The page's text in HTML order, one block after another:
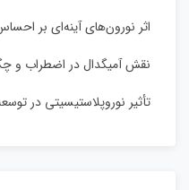
اثر نورون‌های آینه‌ای بر
نقش آمیگدال در اضطراب و
تأثیر نوروپلاستیسیتی در